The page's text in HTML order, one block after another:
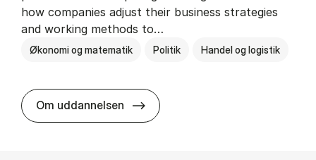
how companies adjust their business strategies
and working methods to…
Økonomi og matematik Politik Handel og logistik
Om uddannelsen BSc in In­ter­na­tion­al Busi­ness